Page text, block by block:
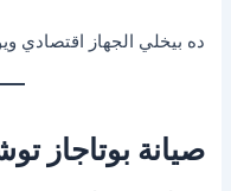
ده بيخلي الجهاز اقتصادي
صيانة بوتاجاز